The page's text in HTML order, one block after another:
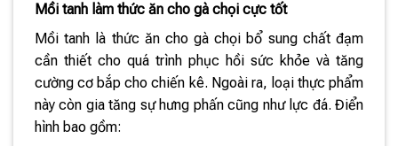
Mồi tanh làm thức ăn cho gà chọi cực tốt
Mồi tanh là thức ăn cho gà chọi bổ sung chất đạm
cần thiết cho quá trình phục hồi sức khỏe và tăng
cường cơ bắp cho chiến kê. Ngoài ra, loại thực phẩm
này còn gia tăng sự hưng phấn cũng như lực đá. Điển
hình bao gồm: